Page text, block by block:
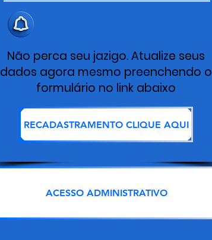
Não perca seu jazigo. Atualize seus
dados agora mesmo preenchendo o
formulário no link abaixo
RECADASTRAMENTO CLIQUE AQUI
ACESSO ADMINISTRATIVO